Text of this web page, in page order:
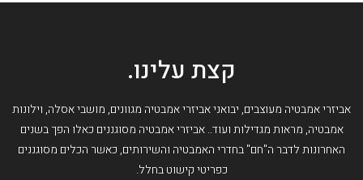
קצת עלינו.
אביזרי אמבטיה מעוצבים, יבואני אביזרי אמבטיה מגוונים, מושבי אסלה, וילונות
אמבטיה, מראות מגדילות ועוד.. אביזרי אמבטיה מסוגננים כאלו הפך בשנים
האחרונות לדבר ה"חם" בחדרי האמבטיה והשירותים, כאשר הכלים מסוגננים
כפריטי קישוט בחלל.